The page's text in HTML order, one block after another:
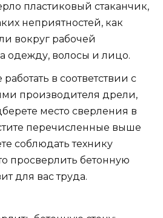
пластиковый стаканчик,
неприятностей, как
вокруг рабочей
одежду, волосы и лицо.
в соответствии с
производителя дрели,
место сверления в
перечисленные выше
соблюдать технику
просверлить бетонную
для вас труда.